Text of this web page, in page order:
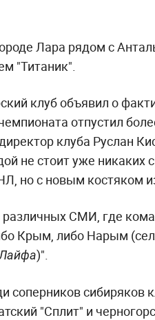
Лара рядом с
"Титаник".
клуб объявил о
отпустил
клуба Руслан
не стоит уже никаких
но с новым костяком
различных СМИ, где
Крым, либо Нарым
)".
соперников
"Сплит" и